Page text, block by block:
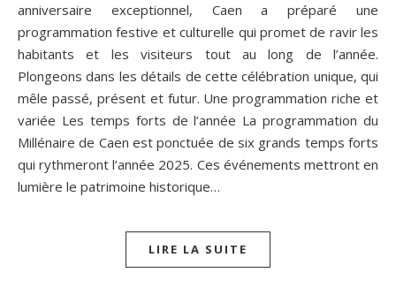
anniversaire exceptionnel, Caen a préparé une
programmation festive et culturelle qui promet de ravir les
habitants et les visiteurs tout au long de l’année.
Plongeons dans les détails de cette célébration unique, qui
mêle passé, présent et futur. Une programmation riche et
variée Les temps forts de l’année La programmation du
Millénaire de Caen est ponctuée de six grands temps forts
qui rythmeront l’année 2025. Ces événements mettront en
lumière le patrimoine historique…
LIRE LA SUITE